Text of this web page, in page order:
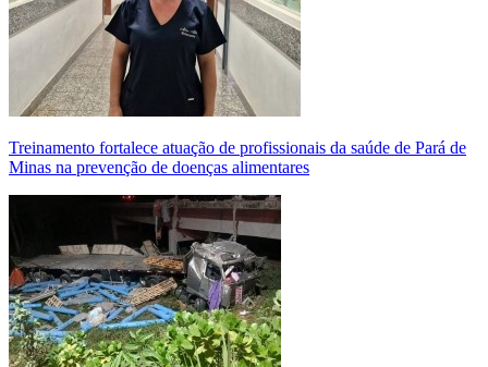
Treinamento fortalece atuação de profissionais da saúde de Pará de
Minas na prevenção de doenças alimentares